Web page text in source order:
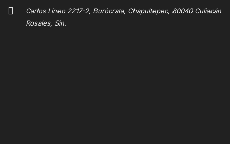
Carlos Lineo 2217-2, Burócrata, Chapultepec, 80040 Culiacán
Rosales, Sin.